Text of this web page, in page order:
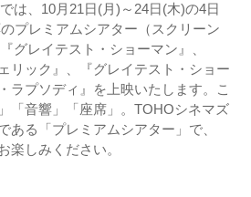
は、10月21日(月)～24日(木)の4日
プレミアムシアター（スクリーン
グレイテスト・ショーマン』、
リック』、『グレイテスト・ショー
ラプソディ』を上映いたします。こ
「音響」「座席」。TOHOシネマズ
ある「プレミアムシアター」で、
楽しみください。